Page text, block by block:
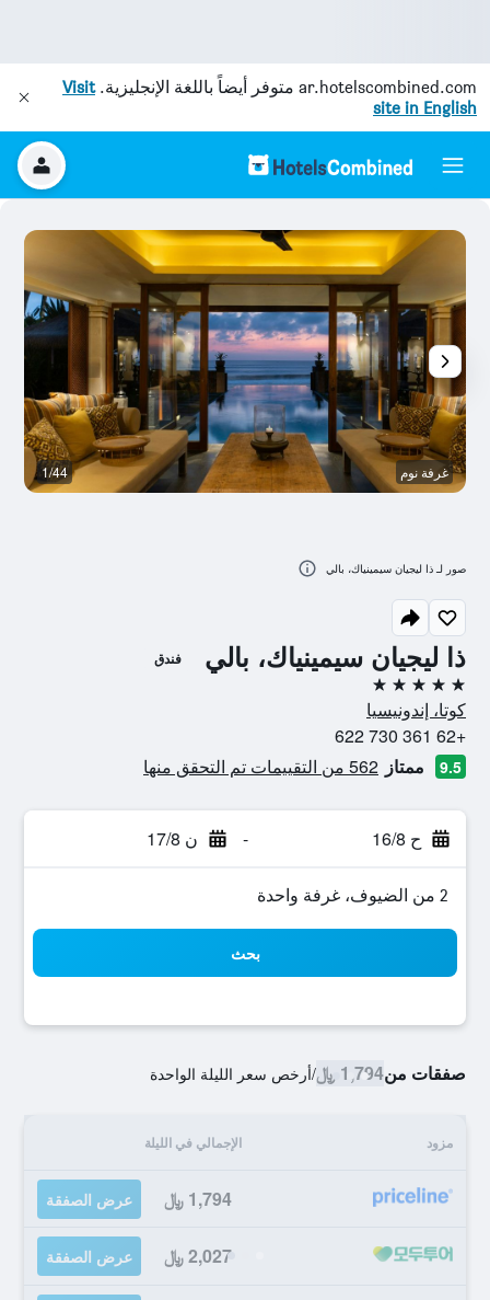
ar.hotelscombined.com متوفر أيضاً باللغة الإنجليزية.Visit
site in English
ذا ليجيان سيمينياك، بالي فندق
5 نجوم
كوتا، إندونيسيا
+62 361 730 622
9.5 ممتاز 562 من التقييمات تم التحقق منها
ح 16/8 - ن 17/8
2 من الضيوف، غرفة واحدة
بحث
صفقات من1,794 ﷼ /أرخص سعر الليلة الواحدة
مزود الإجمالي في الليلة
1,794 ﷼ عرض الصفقة
2,027 ﷼ عرض الصفقة
غرفة نوم 1/44
صور لـ ذا ليجيان سيمينياك، بالي